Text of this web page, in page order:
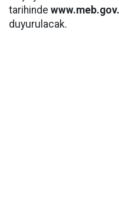
tarihinde
duyurulacak.